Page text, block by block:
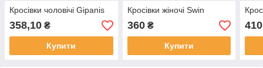
Кросівки чоловічі Gipanis
358,10 ₴
Купити
Кросівки жіночі Swin
360₴
Купити
410